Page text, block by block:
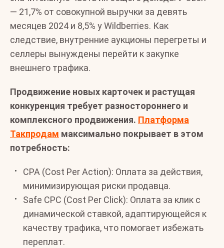
— 21,7% от совокупной выручки за девять
месяцев 2024 и 8,5% у Wildberries. Как
следствие, внутренние аукционы перегреты и
селлеры вынуждены перейти к закупке
внешнего трафика.
Продвижение новых карточек и растущая
конкуренция требует разностороннего и
комплексного продвижения. Платформа
Такпродам максимально покрывает в этом
потребность:
CPA (Cost Per Action): Оплата за действия,
минимизирующая риски продавца.
Safe CPC (Cost Per Click): Оплата за клик с
динамической ставкой, адаптирующейся к
качеству трафика, что помогает избежать
переплат.